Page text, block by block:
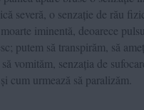
severă, o senzație de rău
iminentă, deoarece
putem să transpirăm, să
vomităm, senzația de
cum urmează să paralizăm.